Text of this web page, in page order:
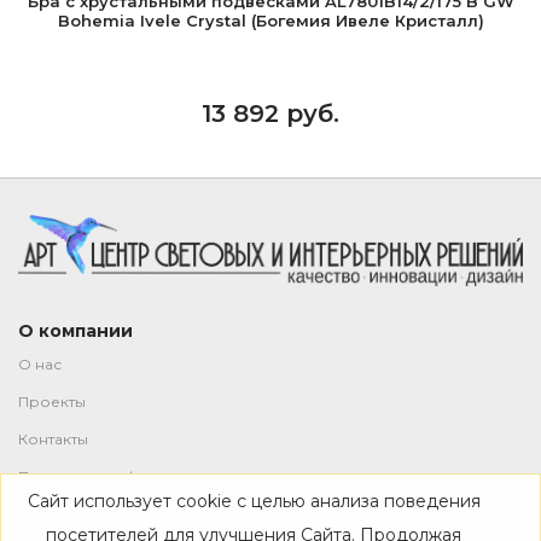
Bohemia Ivele Crystal (Богемия Ивеле Кристалл)
13 892 руб.
О компании
О нас
Проекты
Контакты
Политика конфиденциальности
Магазин
Сайт использует cookie с целью анализа поведения
посетителей для улучшения Сайта. Продолжая